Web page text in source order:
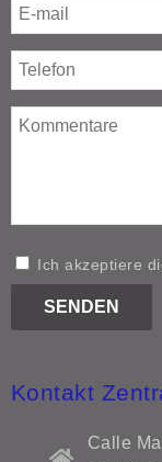
Ich akzeptiere
Kontakt
Calle